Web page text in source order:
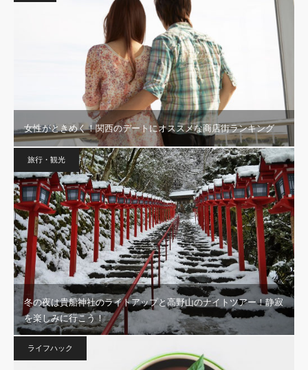
女性がときめく！関西のデートにオススメな商店街ランキング
旅行・観光
冬の夜は貴船神社のライトアップと高野山のナイトツアー！静寂
を楽しみに行こう！
ライフハック